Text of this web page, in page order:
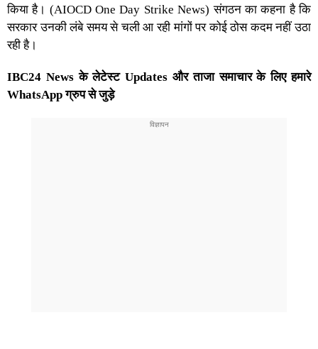
किया है। (AIOCD One Day Strike News) संगठन का कहना है कि
सरकार उनकी लंबे समय से चली आ रही मांगों पर कोई ठोस कदम नहीं उठा
रही है।
IBC24 News के लेटेस्ट Updates और ताजा समाचार के लिए हमारे
WhatsApp ग्रुप से जुड़े